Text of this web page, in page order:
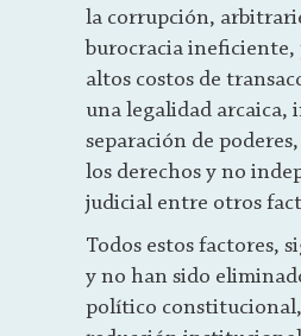
la corrupción,
burocracia
altos costos de
una legalidad arcaica,
separación de
los derechos y no
judicial entre otros
Todos estos factores,
y no han sido
político constitucional,